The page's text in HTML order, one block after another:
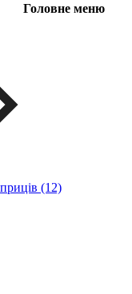
Головне меню
(12)